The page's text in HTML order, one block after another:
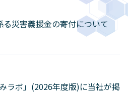
る災害義援金の寄付について
ラボ」(2026年度版)に当社が掲